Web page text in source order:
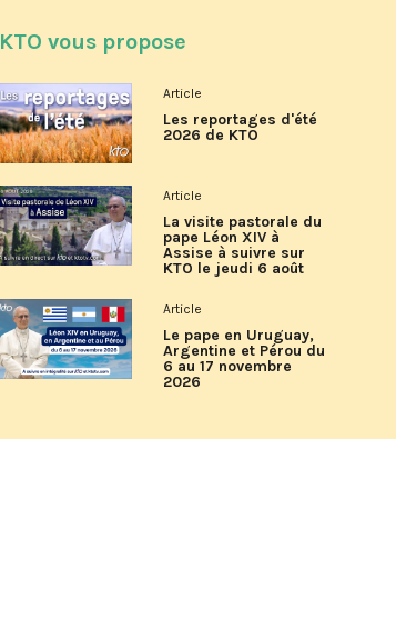
KTO vous propose
Article
Les reportages d'été
2026 de KTO
Article
La visite pastorale du
pape Léon XIV à
Assise à suivre sur
KTO le jeudi 6 août
Article
Le pape en Uruguay,
Argentine et Pérou du
6 au 17 novembre
2026